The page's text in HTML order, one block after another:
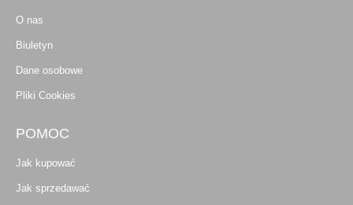
O nas
Biuletyn
Dane osobowe
Pliki Cookies
POMOC
Jak kupować
Jak sprzedawać